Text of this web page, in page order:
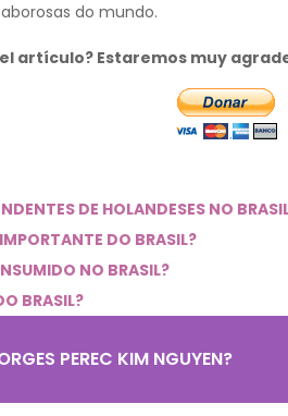
do mundo.
artículo? Estaremos muy
DE HOLANDESES NO
DO BRASIL?
NO BRASIL?
BRASIL?
PEREC KIM NGUYEN?